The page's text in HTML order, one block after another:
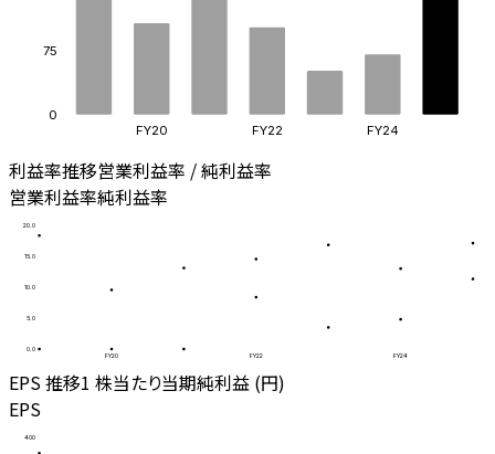
0
75
FY20 FY22 FY24
利益率推移営業利益率 / 純利益率
営業利益率純利益率
0.0
5.0
10.0
15.0
20.0
FY20 FY22 FY24
EPS 推移1 株当たり当期純利益 (円)
EPS
400